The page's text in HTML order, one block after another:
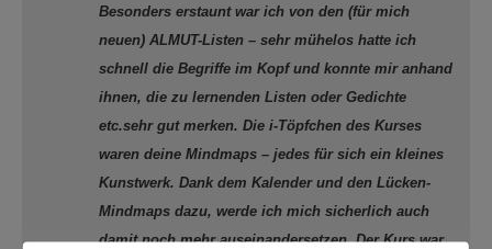
Besonders erstaunt war ich von den (für mich
neuen) ALMUT-Listen – sehr mühelos hatte ich
schnell die Begriffe im Kopf und konnte mir anhand
ihnen, die zu lernenden Listen oder Gedichte
etc.sehr gut merken. Die i-Töpfchen des Kurses
waren deine Mindmaps – jedes für sich ein kleines
Kunstwerk. Dank dem Kalender und den Lücken-
Mindmaps dazu, werde ich mich sicherlich auch
damit noch mehr auseinandersetzen. Der Kurs war